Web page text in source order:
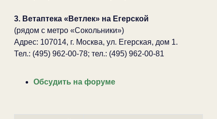
3. Ветаптека «Ветлек» на Егерской
(рядом с метро «Сокольники»)
Адрес: 107014, г. Москва, ул. Егерская, дом 1.
Тел.: (495) 962-00-78; тел.: (495) 962-00-81
Обсудить на форуме